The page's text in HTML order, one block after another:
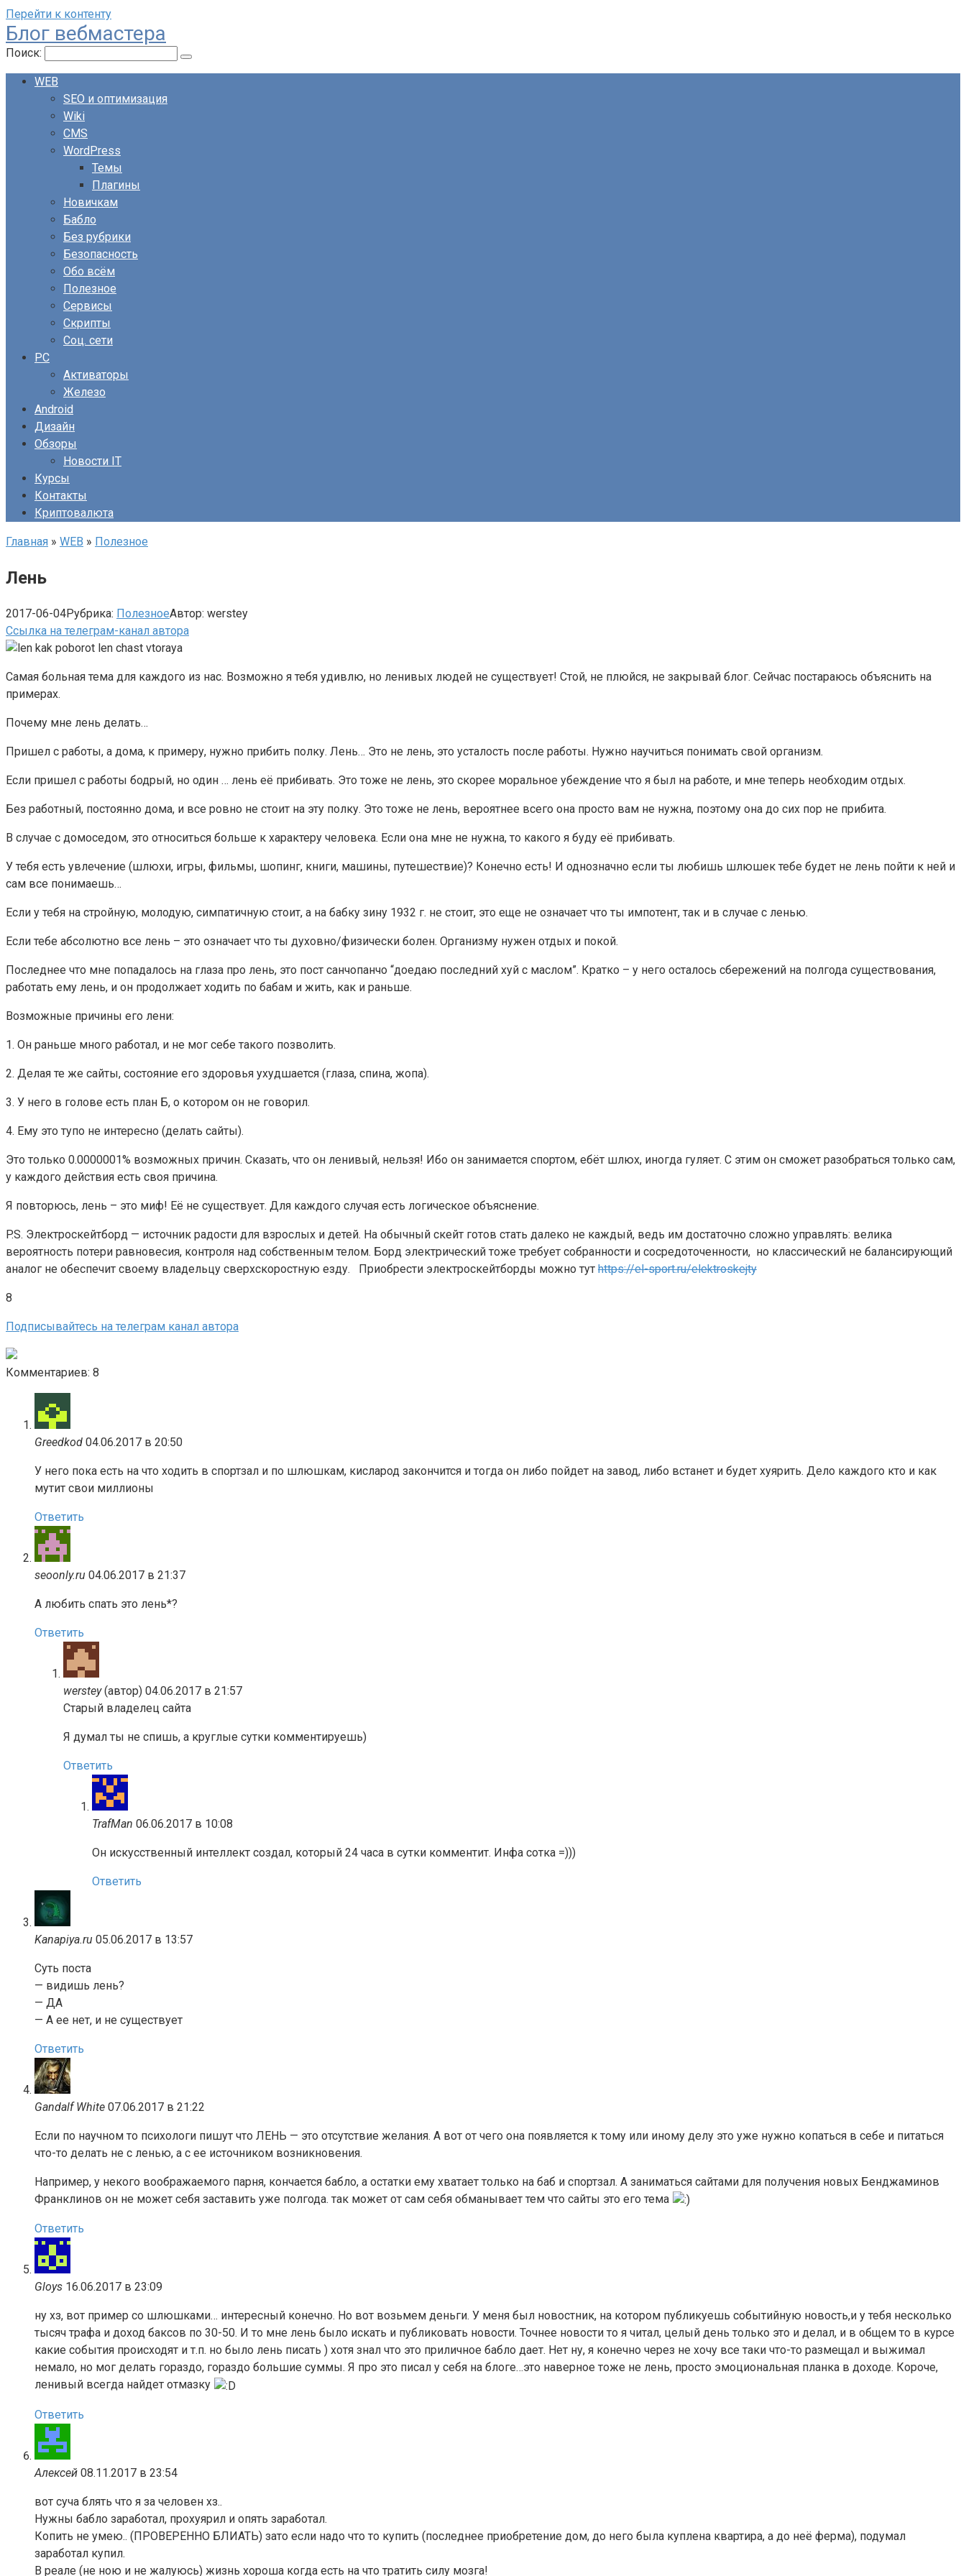
Перейти к контенту
Блог вебмастера
Поиск:
WEB
SEO и оптимизация
Wiki
CMS
WordPress
Темы
Плагины
Новичкам
Бабло
Без рубрики
Безопасность
Обо всём
Полезное
Сервисы
Скрипты
Соц. сети
PC
Активаторы
Железо
Android
Дизайн
Обзоры
Новости IT
Курсы
Контакты
Криптовалюта
Главная » WEB » Полезное
Лень
2017-06-04Рубрика: ПолезноеАвтор: werstey
Ссылка на телеграм-канал автора
Самая больная тема для каждого из нас. Возможно я тебя удивлю, но ленивых людей не существует! Стой, не плюйся, не закрывай блог. Сейчас постараюсь объяснить на
примерах.
Почему мне лень делать…
Пришел с работы, а дома, к примеру, нужно прибить полку. Лень… Это не лень, это усталость после работы. Нужно научиться понимать свой организм.
Если пришел с работы бодрый, но один … лень её прибивать. Это тоже не лень, это скорее моральное убеждение что я был на работе, и мне теперь необходим отдых.
Без работный, постоянно дома, и все ровно не стоит на эту полку. Это тоже не лень, вероятнее всего она просто вам не нужна, поэтому она до сих пор не прибита.
В случае с домоседом, это относиться больше к характеру человека. Если она мне не нужна, то какого я буду её прибивать.
У тебя есть увлечение (шлюхи, игры, фильмы, шопинг, книги, машины, путешествие)? Конечно есть! И однозначно если ты любишь шлюшек тебе будет не лень пойти к ней и
сам все понимаешь…
Если у тебя на стройную, молодую, симпатичную стоит, а на бабку зину 1932 г. не стоит, это еще не означает что ты импотент, так и в случае с ленью.
Если тебе абсолютно все лень – это означает что ты духовно/физически болен. Организму нужен отдых и покой.
Последнее что мне попадалось на глаза про лень, это пост санчопанчо “доедаю последний хуй с маслом”. Кратко – у него осталось сбережений на полгода существования,
работать ему лень, и он продолжает ходить по бабам и жить, как и раньше.
Возможные причины его лени:
1. Он раньше много работал, и не мог себе такого позволить.
2. Делая те же сайты, состояние его здоровья ухудшается (глаза, спина, жопа).
3. У него в голове есть план Б, о котором он не говорил.
4. Ему это тупо не интересно (делать сайты).
Это только 0.0000001% возможных причин. Сказать, что он ленивый, нельзя! Ибо он занимается спортом, ебёт шлюх, иногда гуляет. С этим он сможет разобраться только сам,
у каждого действия есть своя причина.
Я повторюсь, лень – это миф! Её не существует. Для каждого случая есть логическое объяснение.
P.S. Электроскейтборд — источник радости для взрослых и детей. На обычный скейт готов стать далеко не каждый, ведь им достаточно сложно управлять: велика
вероятность потери равновесия, контроля над собственным телом. Борд электрический тоже требует собранности и сосредоточенности, но классический не балансирующий
аналог не обеспечит своему владельцу сверхскоростную езду. Приобрести электроскейтборды можно тут https://el-sport.ru/elektroskejty
8
Подписывайтесь на телеграм канал автора
Комментариев: 8
Greedkod 04.06.2017 в 20:50
У него пока есть на что ходить в спортзал и по шлюшкам, кисларод закончится и тогда он либо пойдет на завод, либо встанет и будет хуярить. Дело каждого кто и как
мутит свои миллионы
Ответить
seoonly.ru 04.06.2017 в 21:37
А любить спать это лень*?
Ответить
werstey (автор) 04.06.2017 в 21:57
Старый владелец сайта
Я думал ты не спишь, а круглые сутки комментируешь)
Ответить
TrafMan 06.06.2017 в 10:08
Он искусственный интеллект создал, который 24 часа в сутки комментит. Инфа сотка =)))
Ответить
Kanapiya.ru 05.06.2017 в 13:57
Суть поста
— видишь лень?
— ДА
— А ее нет, и не существует
Ответить
Gandalf White 07.06.2017 в 21:22
Если по научном то психологи пишут что ЛЕНЬ — это отсутствие желания. А вот от чего она появляется к тому или иному делу это уже нужно копаться в себе и питаться
что-то делать не с ленью, а с ее источником возникновения.
Например, у некого воображаемого парня, кончается бабло, а остатки ему хватает только на баб и спортзал. А заниматься сайтами для получения новых Бенджаминов
Франклинов он не может себя заставить уже полгода. так может от сам себя обманывает тем что сайты это его тема
Ответить
Gloys 16.06.2017 в 23:09
ну хз, вот пример со шлюшками… интересный конечно. Но вот возьмем деньги. У меня был новостник, на котором публикуешь событийную новость,и у тебя несколько
тысяч трафа и доход баксов по 30-50. И то мне лень было искать и публиковать новости. Точнее новости то я читал, целый день только это и делал, и в общем то в курсе
какие события происходят и т.п. но было лень писать ) хотя знал что это приличное бабло дает. Нет ну, я конечно через не хочу все таки что-то размещал и выжимал
немало, но мог делать гораздо, гораздо большие суммы. Я про это писал у себя на блоге…это наверное тоже не лень, просто эмоциональная планка в доходе. Короче,
ленивый всегда найдет отмазку
Ответить
Алексей 08.11.2017 в 23:54
вот суча блять что я за человен хз..
Нужны бабло заработал, прохуярил и опять заработал.
Копить не умею.. (ПРОВЕРЕННО БЛИАТЬ) зато если надо что то купить (последнее приобретение дом, до него была куплена квартира, а до неё ферма), подумал
заработал купил.
В реале (не ною и не жалуюсь) жизнь хороша когда есть на что тратить силу мозга!